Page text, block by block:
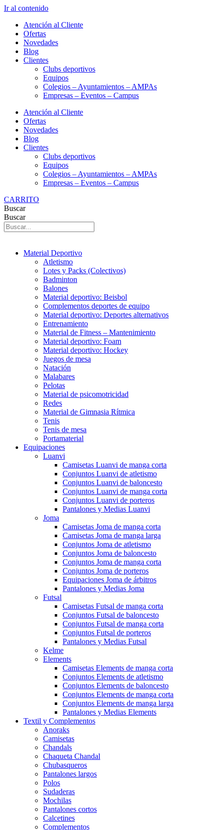
Ir al contenido
Atención al Cliente
Ofertas
Novedades
Blog
Clientes
Clubs deportivos
Equipos
Colegios – Ayuntamientos – AMPAs
Empresas – Eventos – Campus
Atención al Cliente
Ofertas
Novedades
Blog
Clientes
Clubs deportivos
Equipos
Colegios – Ayuntamientos – AMPAs
Empresas – Eventos – Campus
CARRITO
Buscar
Buscar
Material Deportivo
Atletismo
Lotes y Packs (Colectivos)
Badminton
Balones
Material deportivo: Beisbol
Complementos deportes de equipo
Material deportivo: Deportes alternativos
Entrenamiento
Material de Fitness – Mantenimiento
Material deportivo: Foam
Material deportivo: Hockey
Juegos de mesa
Natación
Malabares
Pelotas
Material de psicomotricidad
Redes
Material de Gimnasia Rítmica
Tenis
Tenis de mesa
Portamaterial
Equipaciones
Luanvi
Camisetas Luanvi de manga corta
Conjuntos Luanvi de atletismo
Conjuntos Luanvi de baloncesto
Conjuntos Luanvi de manga corta
Conjuntos Luanvi de porteros
Pantalones y Medias Luanvi
Joma
Camisetas Joma de manga corta
Camisetas Joma de manga larga
Conjuntos Joma de atletismo
Conjuntos Joma de baloncesto
Conjuntos Joma de manga corta
Conjuntos Joma de porteros
Equipaciones Joma de árbitros
Pantalones y Medias Joma
Futsal
Camisetas Futsal de manga corta
Conjuntos Futsal de baloncesto
Conjuntos Futsal de manga corta
Conjuntos Futsal de porteros
Pantalones y Medias Futsal
Kelme
Elements
Camisetas Elements de manga corta
Conjuntos Elements de atletismo
Conjuntos Elements de baloncesto
Conjuntos Elements de manga corta
Conjuntos Elements de manga larga
Pantalones y Medias Elements
Textil y Complementos
Anoraks
Camisetas
Chandals
Chaqueta Chandal
Chubasqueros
Pantalones largos
Polos
Sudaderas
Mochilas
Pantalones cortos
Calcetines
Complementos